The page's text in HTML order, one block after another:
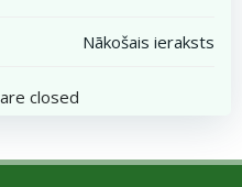
navigation
Nākošais ieraksts
closed